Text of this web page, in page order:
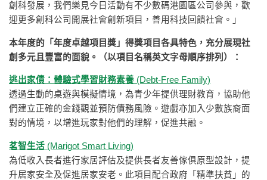
創科發展，我們樂見今日活動有不少數碼港園區公司參與，歡
迎更多創科公司開展社會創新項目，善用科技回饋社會。」
本年度的「年度卓越項目獎」得獎項目各具特色，充分展現社
創多元且豐富的面貌。（以項目名稱英文字母順序排列）：
逃出家債：體驗式學習財務素養 (Debt-Free Family)
透過生動的桌遊與模擬情境，為青少年提供理財教育，協助他
們建立正確的金錢觀並預防債務風險。遊戲亦加入少數族裔面
對的情境，以增進玩家對他們的理解，促進共融。
茗智生活 (Marigot Smart Living)
為低收入長者進行家居評估及提供長者友善傢俱原型設計，提
升居家安全及促進居家安老。此項目配合政府「精準扶貧」的